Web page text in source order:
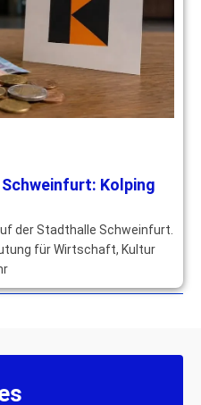
Kolping
der Stadthalle Schweinfurt.
für Wirtschaft, Kultur